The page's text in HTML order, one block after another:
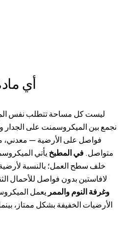
أي
ليست كل مساحة تتطلب نفس
نجمع بين الميكروسمنت على الجدار
فواصل على الأرضية — معدني،
متواصل. في المطبخ يأتي
خلف سطح العمل؛ بالنسبة
لافاستين بدون فواصل للأحمال
وغرفة النوم والممر يعمل
الأرضيات الخفيفة بشكل ممتاز،